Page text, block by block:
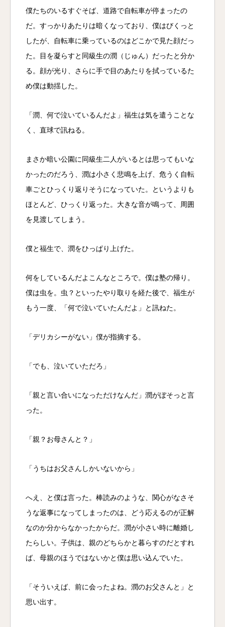
僕たちのいるすぐそば、道路で自転車が停まったの
だ。すっかりあたりは暗くなっており、僕はびくっと
したが、自転車に乗っているのはどこかで見た顔だっ
た。目を凝らすと同級生の潤（じゅん）だったと分か
る。顔が光り、さらに手で目のあたりを拭っているた
め僕は動揺した。
「潤、何で泣いているんだよ」福生は気を遣うことな
く、直球で訊ねる。
まさか暗い公園に同級生二人がいるとは思ってもいな
かったのだろう、潤は小さく悲鳴を上げ、危うく自転
車ごとひっくり返りそうになっていた。というよりも
ほとんど、ひっくり返った。大きな音が鳴って、周囲
を見渡してしまう。
僕と福生で、潤をひっぱり上げた。
何をしているんだよこんなところで。僕は塾の帰り。
僕は虫を。虫？といったやり取りを経た後で、福生が
もう一度、「何で泣いていたんだよ」と訊ねた。
「デリカシーがない」僕が指摘する。
「でも、泣いていただろ」
「親と言い合いになっただけなんだ」潤がぼそっと言
った。
「親？お母さんと？」
「うちはお父さんしかいないから」
へえ、と僕は言った。棒読みのような、関心がなさそ
うな返事になってしまったのは、どう応えるのが正解
なのか分からなかったからだ。潤が小さい時に離婚し
たらしい。子供は、親のどちらかと暮らすのだとすれ
ば、母親のほうではないかと僕は思い込んでいた。
「そういえば、前に会ったよね。潤のお父さんと」と
思い出す。